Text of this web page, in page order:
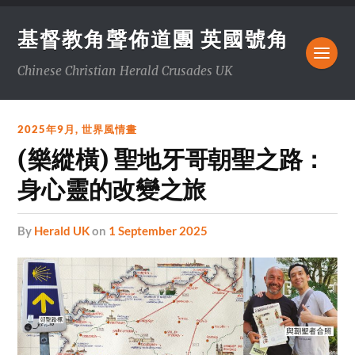
基督教角聲佈道團 英國號角
Chinese Christian Herald Crusades UK
2025年9月,世界風情畫
(樂縱橫) 聖地牙哥朝聖之路：
身心靈的改變之旅
by Herald UKon 1 September 2025